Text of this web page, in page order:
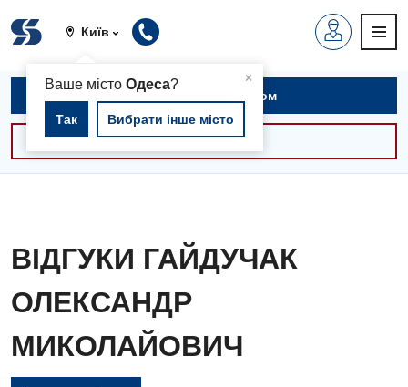
Київ
×
Ваше містоОдеса?
Так Вибрати інше місто
Записатися на прийом
Консультації -30%
ВІДГУКИ ГАЙДУЧАК
ОЛЕКСАНДР
МИКОЛАЙОВИЧ